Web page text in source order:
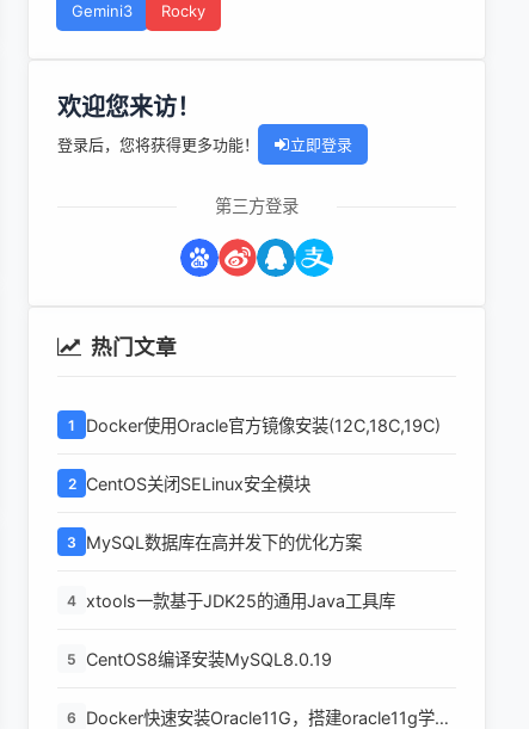
Gemini3
Rocky
欢迎您来访！
登录后，您将获得更多功能！ 立即登录
第三方登录
热门文章
1 Docker使用Oracle官方镜像安装(12C,18C,19C)
2 CentOS关闭SELinux安全模块
3 MySQL数据库在高并发下的优化方案
4 xtools一款基于JDK25的通用Java工具库
5 CentOS8编译安装MySQL8.0.19
6
Docker快速安装Oracle11G，搭建oracle11g学习